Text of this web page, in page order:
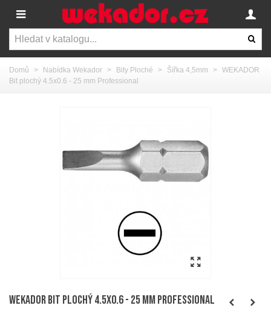
Domů > Nabídka Wekador > Bity Ploché > Šířka 4,5mm > WEKADOR
Bit plochý 4.5x0.6 - 25 mm Professional
WEKADOR Bit plochý 4.5x0.6 - 25 mm Professional